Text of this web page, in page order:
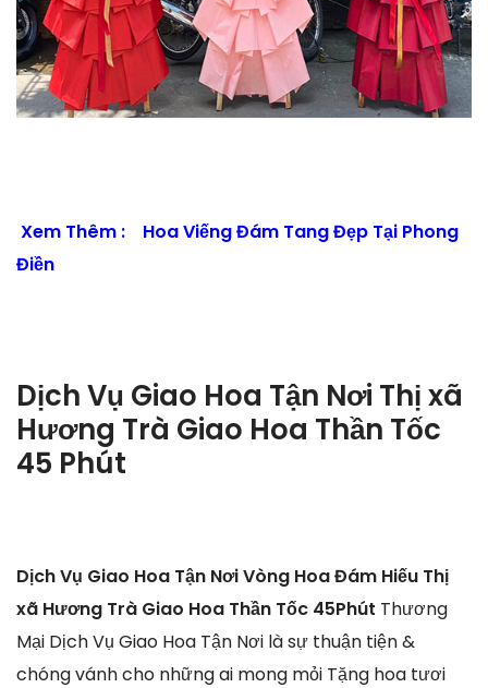
Xem Thêm : Hoa Viếng Đám Tang Đẹp Tại Phong
Điền
Dịch Vụ Giao Hoa Tận Nơi Thị xã
Hương Trà Giao Hoa Thần Tốc
45 Phút
Dịch Vụ Giao Hoa Tận Nơi Vòng Hoa Đám Hiếu Thị
xã Hương Trà Giao Hoa Thần Tốc 45Phút Thương
Mại Dịch Vụ Giao Hoa Tận Nơi là sự thuận tiện &
chóng vánh cho những ai mong mỏi Tặng hoa tươi